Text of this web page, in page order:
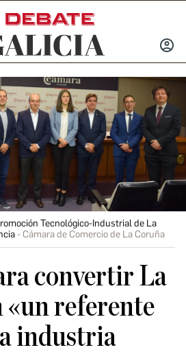
INICIAR
Tecnológico-Industrial de La
Cámara de Comercio de La Coruña
convertir La
«un referente
industria